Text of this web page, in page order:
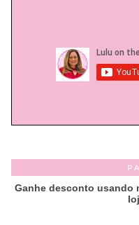
Ganhe desconto usando